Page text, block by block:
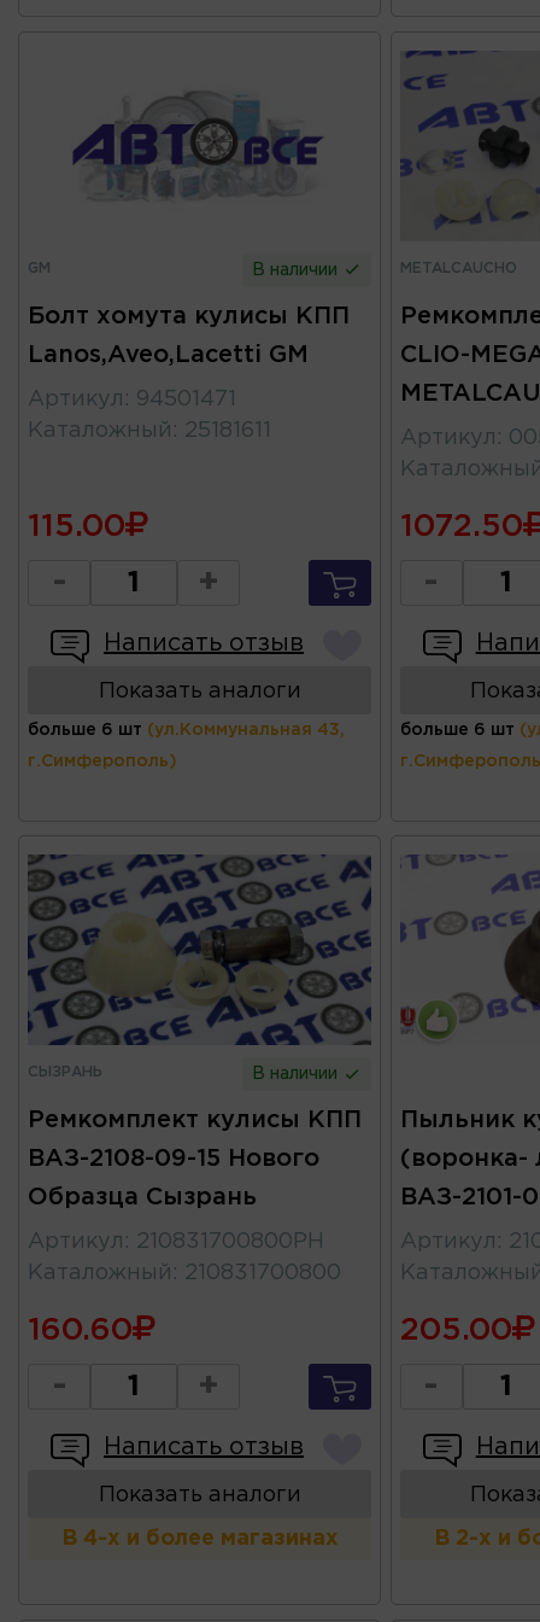
GM В наличии
Болт хомута кулисы КПП
Lanos,Aveo,Lacetti GM
Артикул : 94501471
Каталожный : 25181611
115.00
- +
Написать отзыв
Показать аналоги
больше 6 шт (ул.Коммунальная 43,
г.Симферополь)
METALCAUCHO
CLIO-
Артикул :
1072.50
-
больше 6 шт
СЫЗРАНЬ В наличии
Ремкомплект кулисы КПП
ВАЗ-2108-09-15 Нового
Образца Сызрань
Артикул : 210831700800РН
Каталожный : 210831700800
160.60
- +
Написать отзыв
Показать аналоги
В 4-х и более магазинах
Пыльник
(воронка-
ВАЗ-2101-
Артикул :
205.00
-
В 2-х и